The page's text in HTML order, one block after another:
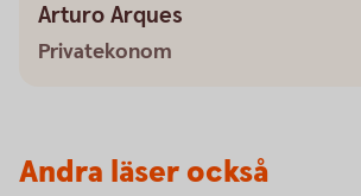
Arturo Arques
Privatekonom
Andra läser också